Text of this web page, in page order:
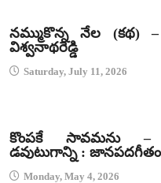
నమ్ముకొన్న నేల (కథ)
విశ్వనాథరెడ్డి
Saturday, July 11, 2026
కొంపకే సావమను
డవుటుగాన్ని : జానపదగీతం
Monday, May 4, 2026